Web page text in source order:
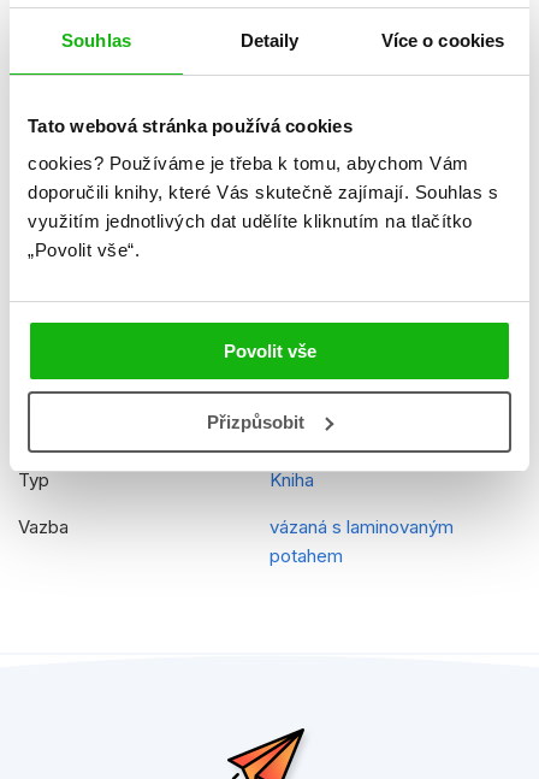
Souhlas Detaily Více o cookies
Tato webová stránka používá cookies
cookies? Používáme je třeba k tomu, abychom Vám
doporučili knihy, které Vás skutečně zajímají. Souhlas s
využitím jednotlivých dat udělíte kliknutím na tlačítko
„Povolit vše“.
Povolit vše
Přizpůsobit
Ke stažení Ukázka.pdf
01.07.2015
Hmotnost 0,404 kg
Jazyk čeština
Ilustrátor
Frozen Olaf´s perfect sum
EAN 9788025233405
3
Typ Kniha
Vazba
vázaná s laminovaným
potahem